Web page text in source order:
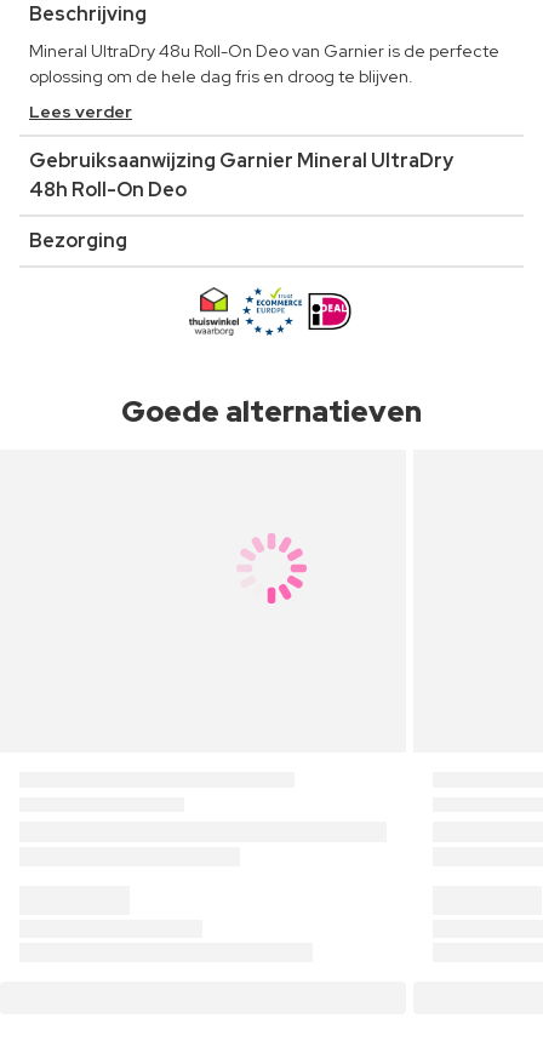
Beschrijving
Mineral UltraDry 48u Roll-On Deo van Garnier is de perfecte
oplossing om de hele dag fris en droog te blijven.
Lees verder
Gebruiksaanwijzing Garnier Mineral UltraDry
48h Roll-On Deo
Bezorging
Goede alternatieven